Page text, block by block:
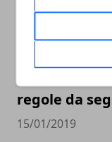
regole da
15/01/2019